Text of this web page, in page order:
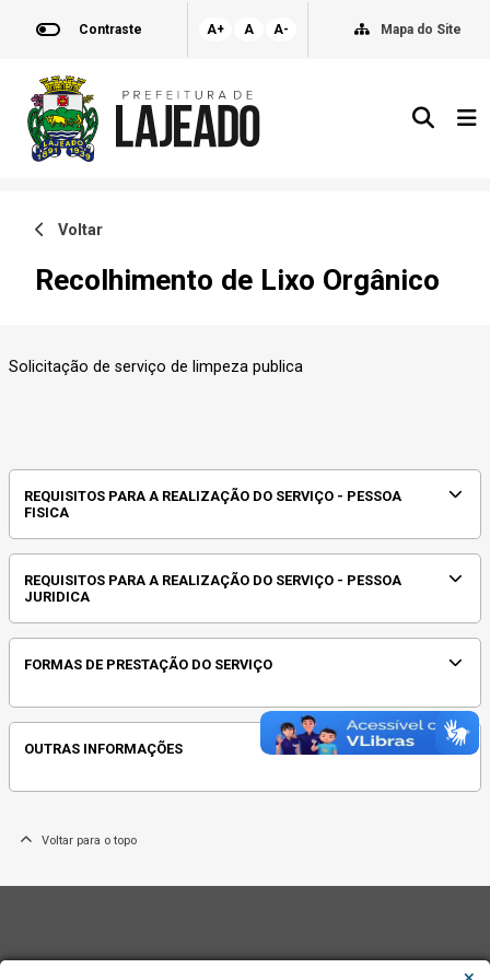
Contraste A+ A A- Mapa do Site
Voltar
Recolhimento de Lixo Orgânico
Solicitação de serviço de limpeza publica
REQUISITOS PARA A REALIZAÇÃO DO SERVIÇO - PESSOA
FISICA
REQUISITOS PARA A REALIZAÇÃO DO SERVIÇO - PESSOA
JURIDICA
FORMAS DE PRESTAÇÃO DO SERVIÇO
OUTRAS INFORMAÇÕES
Voltar para o topo